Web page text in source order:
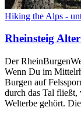
Hiking the Alps -
Rheinsteig
Der
Wenn Du im
Burgen auf
durch das Tal
Welterbe gehört.